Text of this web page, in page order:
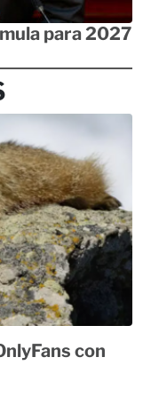
para 2027
con